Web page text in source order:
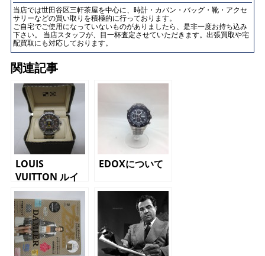
当店では世田谷区三軒茶屋を中心に、時計・カバン・バッグ・靴・アクセ
サリーなどの買い取りを積極的に行っております。
ご自宅でご使用になっていないものがありましたら、是非一度お持ち込み
下さい。 当店スタッフが、目一杯査定させていただきます。出張買取や宅
配買取にも対応しております。
関連記事
LOUIS
VUITTON ルイ
ヴィトン レガ
ッタ
EDOXについて